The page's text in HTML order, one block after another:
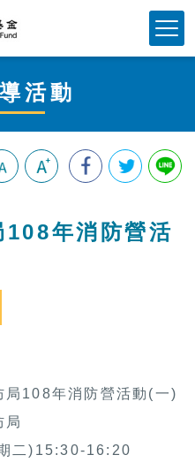
活動
108年消防營活
局108年消防營活動(一)
局
二)15:30-16:20